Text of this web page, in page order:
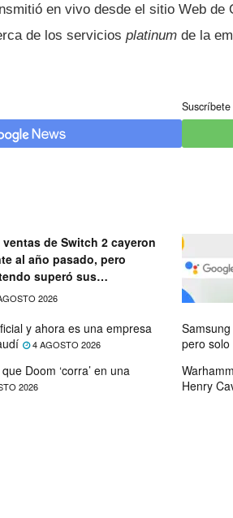
en vivo desde el sitio Web
de los servicios platinum de la
ventas de Switch 2 cayeron
al año pasado, pero
superó sus
2026
y ahora es una empresa
4 AGOSTO 2026
pero
Doom ‘corra’ en una
2026
Henry